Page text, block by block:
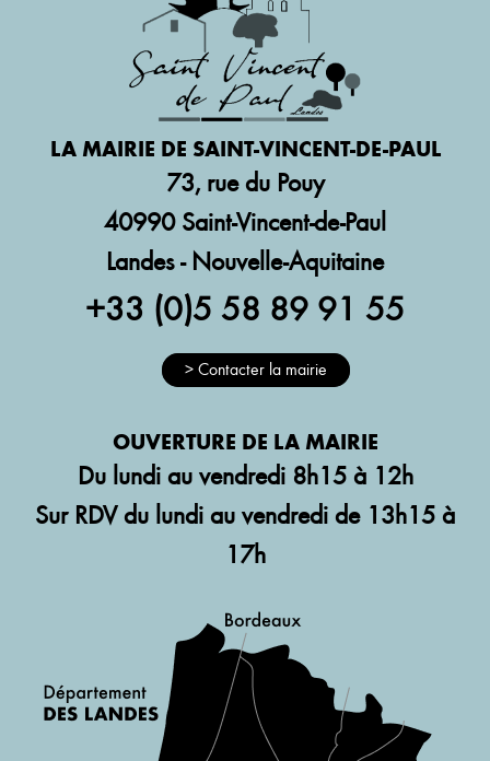
LA MAIRIE DE SAINT-VINCENT-DE-PAUL
73, rue du Pouy
40990 Saint-Vincent-de-Paul
Landes - Nouvelle-Aquitaine
+33 (0)5 58 89 91 55
> Contacter la mairie
OUVERTURE DE LA MAIRIE
Du lundi au vendredi 8h15 à 12h
Sur RDV du lundi au vendredi de 13h15 à
17h